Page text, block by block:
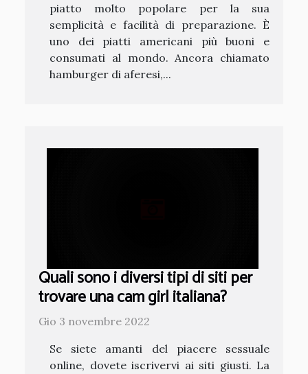
piatto molto popolare per la sua
semplicità e facilità di preparazione. È
uno dei piatti americani più buoni e
consumati al mondo. Ancora chiamato
hamburger di aferesi,...
Quali sono i diversi tipi di siti per
trovare una cam girl italiana?
Gio 3 novembre 2022
Se siete amanti del piacere sessuale
online, dovete iscrivervi ai siti giusti. La